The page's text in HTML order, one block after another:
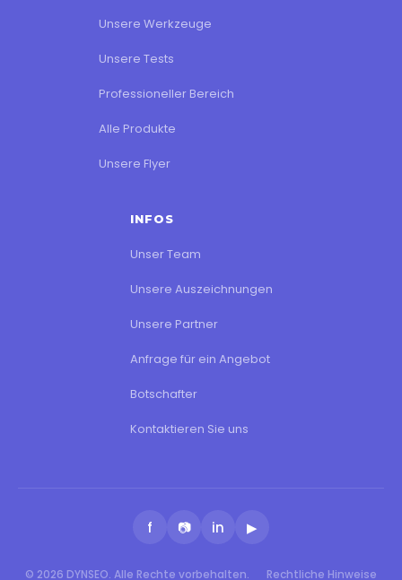
Unsere Werkzeuge
Unsere Tests
Professioneller Bereich
Alle Produkte
Unsere Flyer
INFOS
Unser Team
Unsere Auszeichnungen
Unsere Partner
Anfrage für ein Angebot
Botschafter
Kontaktieren Sie uns
f 📷 in ▶
© 2026 DYNSEO. Alle Rechte vorbehalten. Rechtliche Hinweise